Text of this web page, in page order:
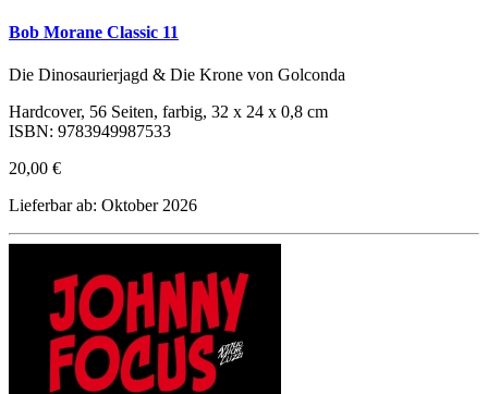
Bob Morane Classic 11
Die Dinosaurierjagd & Die Krone von Golconda
Hardcover, 56 Seiten, farbig, 32 x 24 x 0,8 cm
ISBN: 9783949987533
20,00 €
Lieferbar ab: Oktober 2026